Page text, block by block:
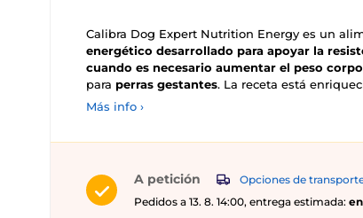
Calibra Dog Expert Nutrition Energy es un
energético desarrollado para apoyar la
cuando es necesario aumentar el peso
para perras gestantes. La receta está
Más info ›
A petición
Opciones de transporte
Pedidos a 13. 8. 14:00, entrega estimada: